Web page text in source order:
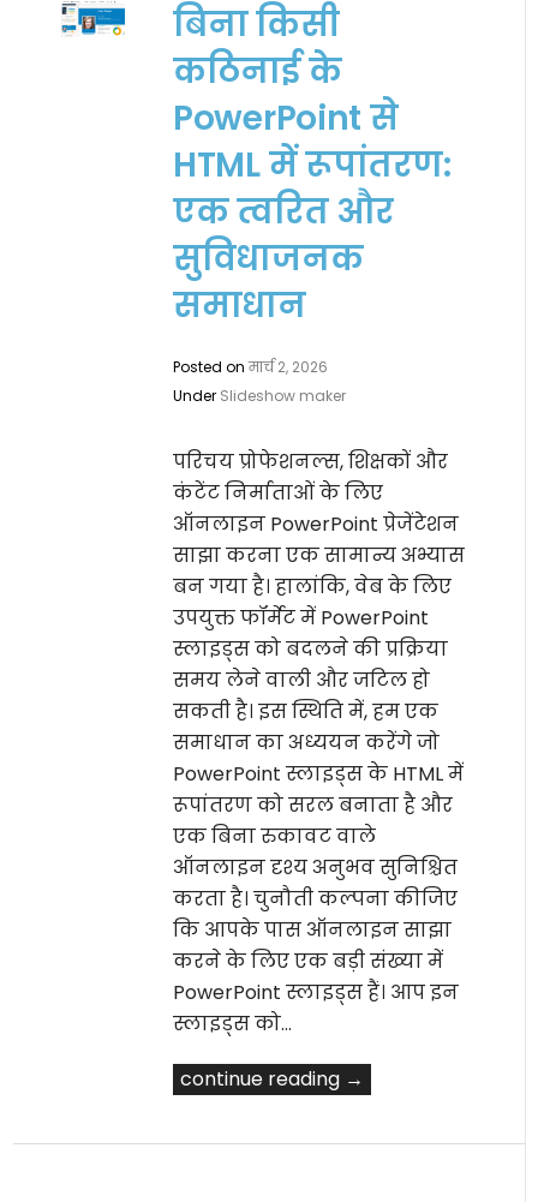
बिना किसी
कठिनाई के
PowerPoint से
HTML में रूपांतरण:
एक त्वरित और
सुविधाजनक
समाधान
Posted onमार्च 2, 2026
Under Slideshow maker
परिचय प्रोफेशनल्स, शिक्षकों और
कंटेंट निर्माताओं के लिए
ऑनलाइन PowerPoint प्रेजेंटेशन
साझा करना एक सामान्य अभ्यास
बन गया है। हालांकि, वेब के लिए
उपयुक्त फॉर्मेट में PowerPoint
स्लाइड्स को बदलने की प्रक्रिया
समय लेने वाली और जटिल हो
सकती है। इस स्थिति में, हम एक
समाधान का अध्ययन करेंगे जो
PowerPoint स्लाइड्स के HTML में
रूपांतरण को सरल बनाता है और
एक बिना रुकावट वाले
ऑनलाइन दृश्य अनुभव सुनिश्चित
करता है। चुनौती कल्पना कीजिए
कि आपके पास ऑनलाइन साझा
करने के लिए एक बड़ी संख्या में
PowerPoint स्लाइड्स हैं। आप इन
स्लाइड्स को…
continue reading →